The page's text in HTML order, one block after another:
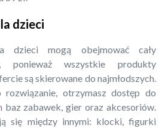
dzieci
dzieci mogą obejmować cały
ponieważ wszystkie produkty
są skierowane do najmłodszych.
otrzymasz dostęp do
baz zabawek, gier oraz akcesoriów.
się między innymi: klocki, figurki